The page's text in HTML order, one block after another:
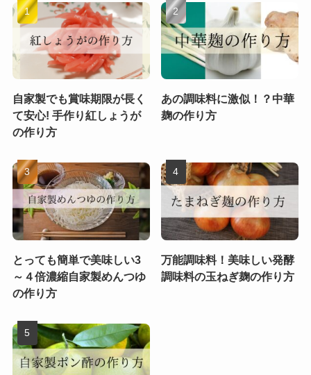
自家製でも賞味期限が長く
て安心! 手作り紅しょうが
の作り方
あの調味料に激似！？中華
麹の作り方
とっても簡単で美味しい3
～４倍濃縮自家製めんつゆ
の作り方
万能調味料！美味しい発酵
調味料の玉ねぎ麹の作り方